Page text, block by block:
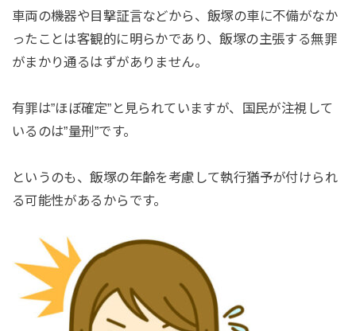
車両の機器や目撃証言などから、飯塚の車に不備がなか
ったことは客観的に明らかであり、飯塚の主張する無罪
がまかり通るはずがありません。
有罪は”ほぼ確定”と見られていますが、国民が注視して
いるのは”量刑”です。
というのも、飯塚の年齢を考慮して執行猶予が付けられ
る可能性があるからです。